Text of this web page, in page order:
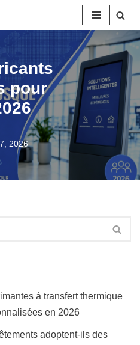
pour
2026
à transfert thermique
en 2026
adoptent-ils des